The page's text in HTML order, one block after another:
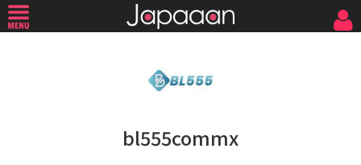
bl555commx